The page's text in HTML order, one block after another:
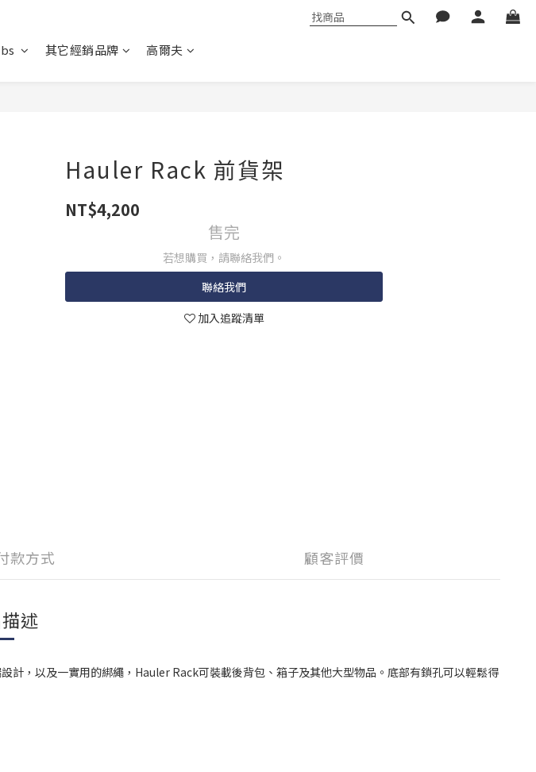
其它經銷品牌 高爾夫
Hauler Rack 前貨架
NT$4,200
售完
若想購買，請聯絡我們。
聯絡我們
加入追蹤清單
款方式 顧客評價
述
，以及一實用的綁繩，Hauler Rack可裝載後背包、箱子及其他大型物品。底部有鎖孔可以輕鬆得